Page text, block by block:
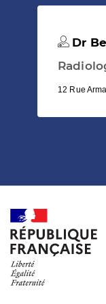
Dr
12 Rue